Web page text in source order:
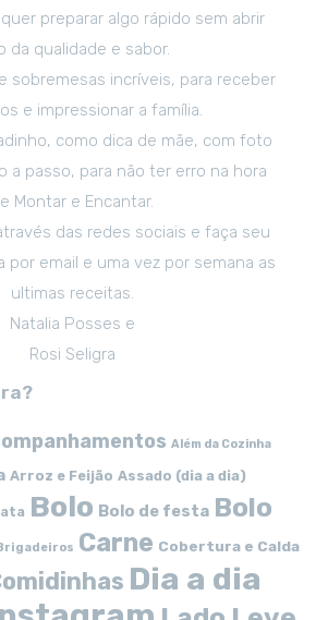
preparar algo rápido sem abrir
da qualidade e sabor.
sobremesas incríveis, para receber
e impressionar a família.
como dica de mãe, com foto
a passo, para não ter erro na hora
Montar e Encantar.
das redes sociais e faça seu
por email e uma vez por semana as
ultimas receitas.
Natalia Posses e
Rosi Seligra
Além da Cozinha
Arroz e Feijão Assado (dia a dia)
Bolo Bolo de festa Bolo
Brigadeiros Carne Cobertura e Calda
Dia a dia